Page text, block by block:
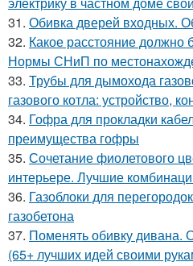
31. Обивка дверей входных.
32. Какое расстояние должно
Нормы СНиП по
33. Трубы для дымохода
газового котла: устройство,
34. Гофра для прокладки
преимущества гофры
35. Сочетание фиолетового
интерьере. Лучшие
36. Газоблоки для
газобетона
37. Поменять обивку дивана.
(65+ лучших идей своими